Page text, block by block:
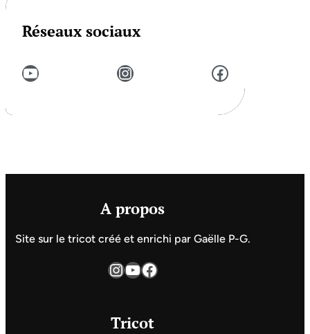
Réseaux sociaux
YouTube Instagram Facebook
A propos
Site sur le tricot créé et enrichi par Gaëlle P-G.
InstagramYouTube Facebook
Tricot